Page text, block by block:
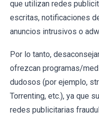
que utilizan redes
escritas, notificaciones
anuncios intrusivos o
Por lo tanto,
ofrezcan programas/
dudosos (por ejemplo,
Torrenting, etc.), ya que
redes publicitarias